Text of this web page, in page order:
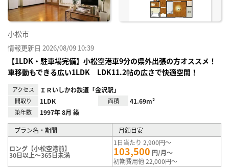
小松市
情報更新日 2026/08/09 10:39
【1LDK・駐車場完備】小松空港車9分の県外出張の方オススメ！
車移動もできる広い1LDK LDK11.2帖の広さで快適空間！
アクセス ＩＲいしかわ鉄道「金沢駅」
間取り 1LDK 面積 41.69m²
築年数 1997年 8月 築
プラン名・期間 月額目安
ロング【小松空港前】
30日以上～365日未満
1日当たり 2,900円～
103,500 円/月～
初期費用他 22,000円～